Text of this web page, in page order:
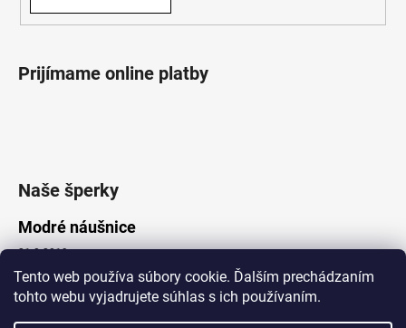
Tento web používa súbory cookie. Ďalším prechádzaním
tohto webu vyjadrujete súhlas s ich používaním.
Prijímame online platby
Naše šperky
Modré náušnice
21.8.2019